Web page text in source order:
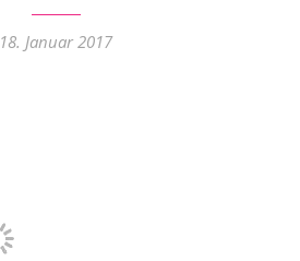
18. Januar 2017